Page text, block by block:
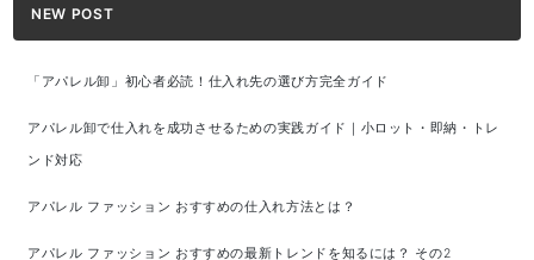
NEW POST
「アパレル卸」初心者必読！仕入れ先の選び方完全ガイド
アパレル卸で仕入れを成功させるための実践ガイド｜小ロット・即納・トレ
ンド対応
アパレル ファッション おすすめの仕入れ方法とは？
アパレル ファッション おすすめの最新トレンドを知るには？ その2